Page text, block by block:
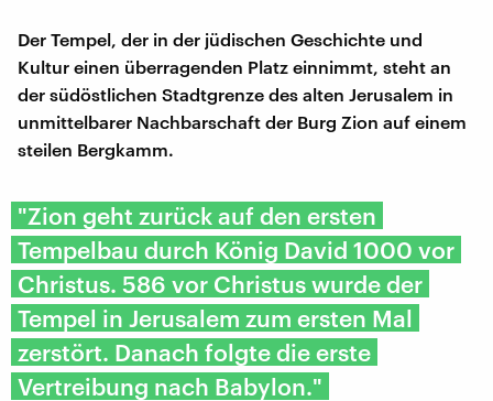
Der Tempel, der in der jüdischen Geschichte und
Kultur einen überragenden Platz einnimmt, steht an
der südöstlichen Stadtgrenze des alten Jerusalem in
unmittelbarer Nachbarschaft der Burg Zion auf einem
steilen Bergkamm.
"Zion geht zurück auf den ersten
Tempelbau durch König David 1000 vor
Christus. 586 vor Christus wurde der
Tempel in Jerusalem zum ersten Mal
zerstört. Danach folgte die erste
Vertreibung nach Babylon."